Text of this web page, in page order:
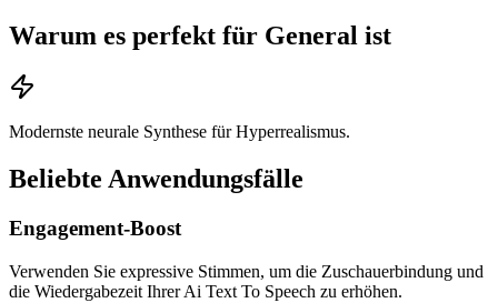
Warum es perfekt für General ist
Modernste neurale Synthese für Hyperrealismus.
Beliebte Anwendungsfälle
Engagement-Boost
Verwenden Sie expressive Stimmen, um die Zuschauerbindung und
die Wiedergabezeit Ihrer Ai Text To Speech zu erhöhen.